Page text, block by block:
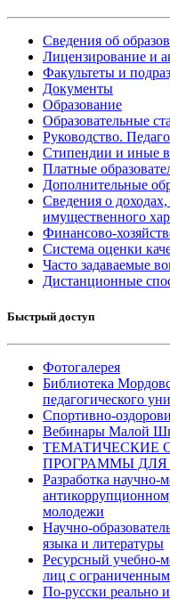
Сведения об
Лицензирование и
Факультеты и
Документы
Образование
Образовательные
Руководство.
Стипендии и иные
Платные
Дополнительные
Сведения о
имущественного
Финансово-
Система оценки
Часто задаваемые
Дистанционные
Быстрый доступ
Фотогалерея
Библиотека
педагогического
Спортивно-
Вебинары Малой
ТЕМАТИЧЕСКИЕ
ПРОГРАММЫ ДЛЯ
Разработка научно-
молодежи
Научно-
языка и литературы
Ресурсный учебно-
лиц с
По-русски реально